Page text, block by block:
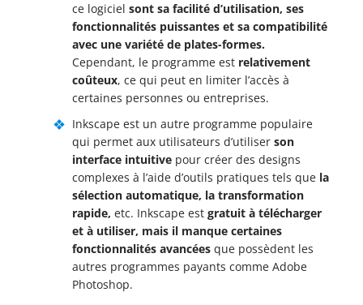
ce logiciel sont sa facilité d’utilisation, ses
fonctionnalités puissantes et sa compatibilité
avec une variété de plates-formes.
Cependant, le programme est relativement
coûteux, ce qui peut en limiter l’accès à
certaines personnes ou entreprises.
Inkscape est un autre programme populaire
qui permet aux utilisateurs d’utiliser son
interface intuitive pour créer des designs
complexes à l’aide d’outils pratiques tels que la
sélection automatique, la transformation
rapide, etc. Inkscape est gratuit à télécharger
et à utiliser, mais il manque certaines
fonctionnalités avancées que possèdent les
autres programmes payants comme Adobe
Photoshop.